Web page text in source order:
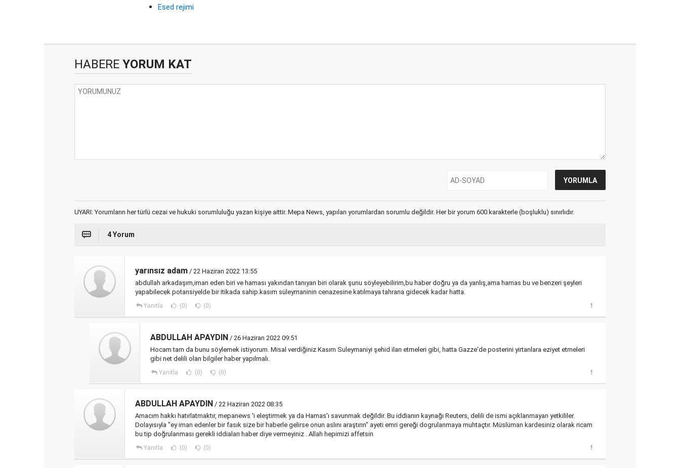
Esed rejimi
HABERE YORUM KAT
UYARI: Yorumların her türlü cezai ve hukuki sorumluluğu yazan kişiye aittir. Mepa News, yapılan yorumlardan sorumlu değildir. Her bir yorum 600 karakterle (boşluklu) sınırlıdır.
4 Yorum
yarınsız adam / 22 Haziran 2022 13:55
abdullah arkadaşım,iman eden biri ve haması yakından tanıyan biri olarak şunu söyleyebilirim,bu haber doğru ya da yanlış,ama hamas bu ve benzeri şeyleri
yapabilecek potansiyelde bir itikada sahip.kasım süleymaninin cenazesine katılmaya tahrana gidecek kadar hatta.
Yanıtla (0) (0)
ABDULLAH APAYDIN / 26 Haziran 2022 09:51
Hocam tam da bunu söylemek istiyorum. Misal verdiğiniz Kasım Suleymaniyi şehid ilan etmeleri gibi, hatta Gazze'de posterini yirtanlara eziyet etmeleri
gibi net delili olan bilgiler haber yapılmalı.
Yanıtla (0) (0)
ABDULLAH APAYDIN / 22 Haziran 2022 08:35
Amacım hakkı hatırlatmaktır, mepanews 'i eleştirmek ya da Hamas'ı savunmak değildir. Bu iddianın kaynağı Reuters, delili de ismi açıklanmayan yetkililer.
Dolayısıyla "ey iman edenler bir fasık size bir haberle gelirse onun aslını araştırın" ayeti emri gereği dogrulanmaya muhtaçtır. Müslüman kardesiniz olarak ricam
bu tip doğrulanması gerekli iddiaları haber diye vermeyiniz . Allah hepimizi affetsin
Yanıtla (0) (0)